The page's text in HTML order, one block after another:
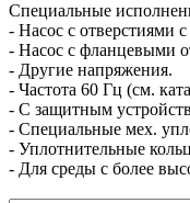
Специальные
- Насос с отверстиями
- Насос с фланцевыми
- Другие напряжения.
- Частота 60 Гц (см.
- С защитным
- Специальные мех.
- Уплотнительные
- Для среды с более